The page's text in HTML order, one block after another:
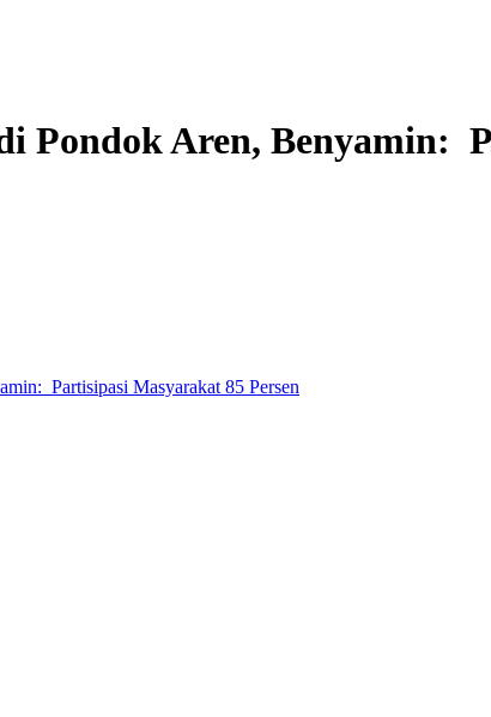
Pondok Aren, Benyamin: